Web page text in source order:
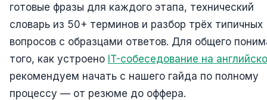
готовые фразы для каждого этапа, технический
словарь из 50+ терминов и разбор трёх типичных
вопросов с образцами ответов. Для общего
того, как устроено IT-собеседование на
рекомендуем начать с нашего гайда по полному
процессу — от резюме до оффера.